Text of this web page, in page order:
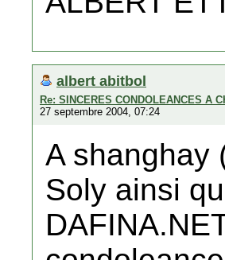
albert abitbol
Re: SINCERES CONDOLEANCES A
27 septembre 2004, 07:24
A shanghay
Soly ainsi